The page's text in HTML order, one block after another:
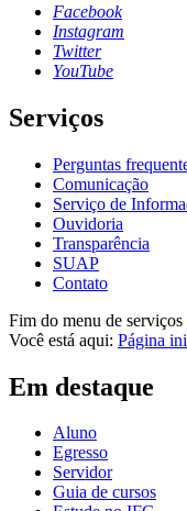
Facebook
Instagram
Twitter
YouTube
Serviços
Perguntas
Comunicação
Serviço de
Ouvidoria
Transparência
SUAP
Contato
Fim do menu de serviços
Você está aqui: Página
Em destaque
Aluno
Egresso
Servidor
Guia de cursos